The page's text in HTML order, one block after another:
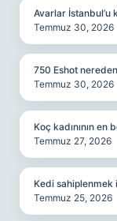
Avarlar İstanbul’u
Temmuz 30, 2026
750 Eshot
Temmuz 30, 2026
Koç kadınının
Temmuz 27, 2026
Kedi sahiplenmek
Temmuz 25, 2026